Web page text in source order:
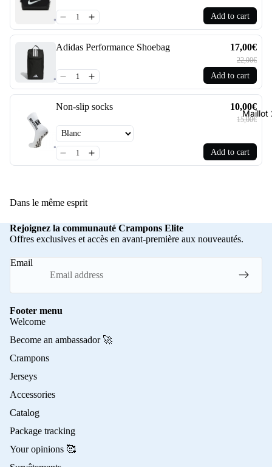
Add to cart
Adidas Performance Shoebag 17,00€
22,00€
Add to cart
Non-slip socks 10,00€
15,00€
Add to cart
Dans le même esprit
Rejoignez la communauté Crampons Elite
Offres exclusives et accès en avant-première aux nouveautés.
Email
Footer menu
Welcome
Become an ambassador 🚀
Crampons
Jerseys
Accessories
Catalog
Package tracking
Your opinions 🥰